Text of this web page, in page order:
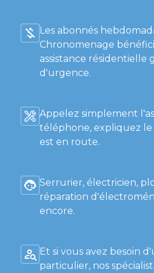
Les abonnés
Chronomenage
assistance résidentielle
d'urgence.
Appelez simplement
téléphone, expliquez
est en route.
Serrurier, électricien,
réparation
encore.
Et si vous avez besoin
particulier, nos